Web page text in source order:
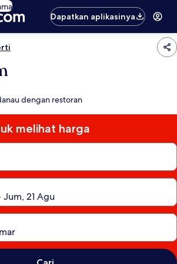
Dapatkan aplikasinya
dengan restoran
melihat harga